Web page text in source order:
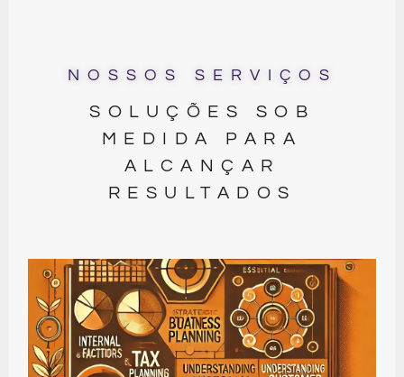
NOSSOS SERVIÇOS
SOLUÇÕES SOB
MEDIDA PARA
ALCANÇAR
RESULTADOS